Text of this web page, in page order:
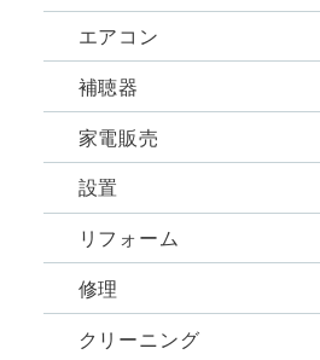
エアコン
補聴器
家電販売
設置
リフォーム
修理
クリーニング